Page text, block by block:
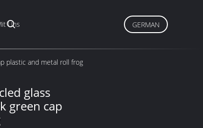
Uns GERMAN
plastic and metal roll frog
glass
green cap